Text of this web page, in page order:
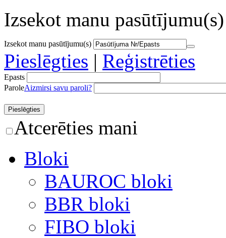
Izsekot manu pasūtījumu(s)
Izsekot manu pasūtījumu(s)
Pieslēgties | Reģistrēties
Epasts
ParoleAizmirsi savu paroli?
Atcerēties mani
Bloki
BAUROC bloki
BBR bloki
FIBO bloki